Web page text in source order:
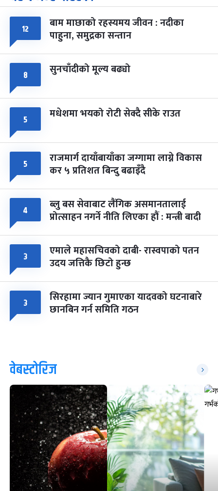
८ फागुपूर्णिमा
चैत्र ८, २०८३-Mar 22, 2027
७ महिना बाँकी
१२ बाम माछाको रहस्यमय जीवन : नदीका
पाहुना, समुद्रका सन्तान
८ सुनचाँदीको मूल्य बढ्यो
५ मधेशमा भयको रोटी सेक्दै सीके राउत
५ राजमार्ग दायाँबायाँका जग्गामा लाग्ने विकास
कर ५ प्रतिशत बिन्दु बढाइँदै
४ ब्लु बस सेवाबाट लैंगिक असमानतालाई
प्रोत्साहन नगर्ने नीति लिएका हौं : मन्त्री बादी
३ एमाले महासचिवको दाबी- रास्वपाको पतन
उदय जत्तिकै छिटो हुन्छ
३ सिरहामा ज्यान गुमाएका यादवको घटनाबारे
छानबिन गर्न समिति गठन
वेबस्टोरिज